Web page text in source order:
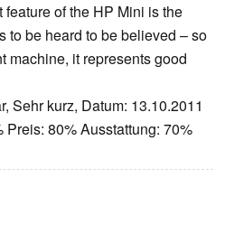
of the HP Mini is the
to be heard to be believed – so
machine, it represents good
Sehr kurz, Datum: 13.10.2011
Preis: 80% Ausstattung: 70%